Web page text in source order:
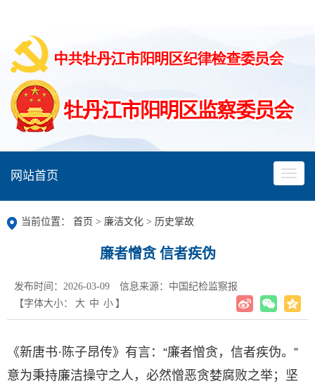
网站首页
当前位置： 首页 > 廉洁文化 > 历史掌故
廉者憎贪 信者疾伪
发布时间：2026-03-09
信息来源：中国纪检监察报
【字体大小：
大 中 小 】
《新唐书·陈子昂传》有言：“廉者憎贪，信者疾伪。”
意为秉持廉洁操守之人，必然憎恶贪婪腐败之举；坚